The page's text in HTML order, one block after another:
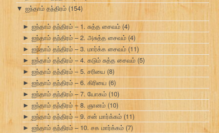
▼ ஐந்தாம் தந்திரம் (154)
► ஐந்தாம் தந்திரம் – 1. சுத்த சைவம் (4)
► ஐந்தாம் தந்திரம் – 2. அசுத்த சைவம் (4)
► ஐந்தாம் தந்திரம் – 3. மார்க்க சைவம் (11)
► ஐந்தாம் தந்திரம் – 4. கடும் சுத்த சைவம் (5)
► ஐந்தாம் தந்திரம் – 5. சரியை (8)
► ஐந்தாம் தந்திரம் – 6. கிரியை (6)
► ஐந்தாம் தந்திரம் – 7. யோகம் (10)
► ஐந்தாம் தந்திரம் – 8. ஞானம் (10)
► ஐந்தாம் தந்திரம் – 9. சன் மார்க்கம் (11)
► ஐந்தாம் தந்திரம் – 10. சக மார்க்கம் (7)